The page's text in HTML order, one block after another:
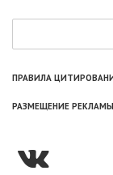
ПРАВИЛА
РАЗМЕЩЕНИЕ РЕКЛАМЫ